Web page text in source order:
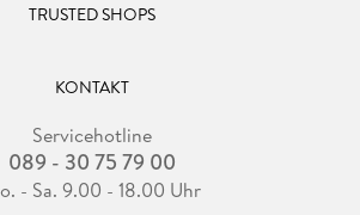
TRUSTED SHOPS
KONTAKT
Servicehotline
089 - 30 75 79 00
- Sa. 9.00 - 18.00 Uhr